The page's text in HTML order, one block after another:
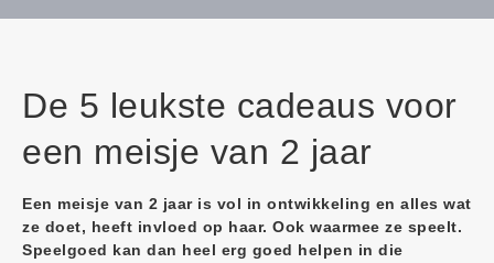
De 5 leukste cadeaus voor
een meisje van 2 jaar
Een meisje van 2 jaar is vol in ontwikkeling en alles wat
ze doet, heeft invloed op haar. Ook waarmee ze speelt.
Speelgoed kan dan heel erg goed helpen in die